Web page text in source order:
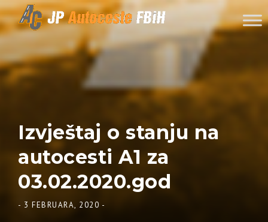
Skip to content
Izvještaj o stanju na
autocesti A1 za
03.02.2020.god
- 3 FEBRUARA, 2020 -